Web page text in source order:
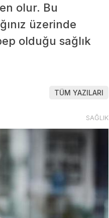
olur. Bu
üzerinde
olduğu sağlık
TÜM YAZILARI
SAĞLIK